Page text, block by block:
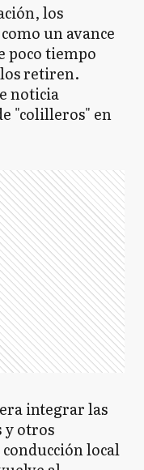
los
un avance
poco tiempo
retiren.
noticia
"colilleros" en
integrar las
y otros
local